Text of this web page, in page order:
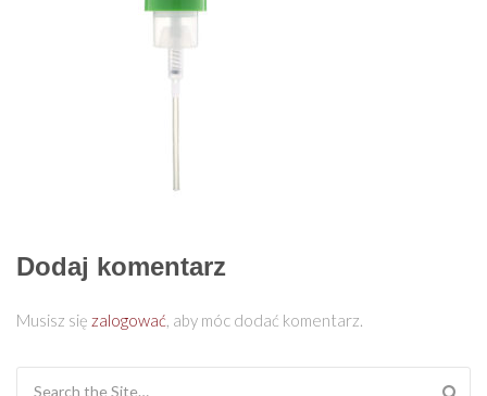
Dodaj komentarz
Musisz się zalogować, aby móc dodać komentarz.